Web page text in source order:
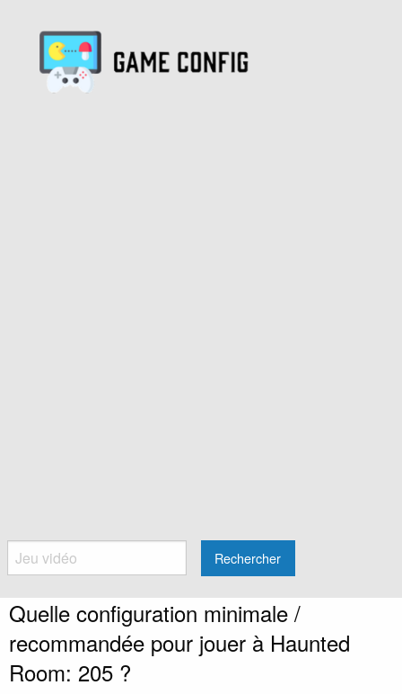
Rechercher
Quelle configuration minimale /
recommandée pour jouer à Haunted
Room: 205 ?